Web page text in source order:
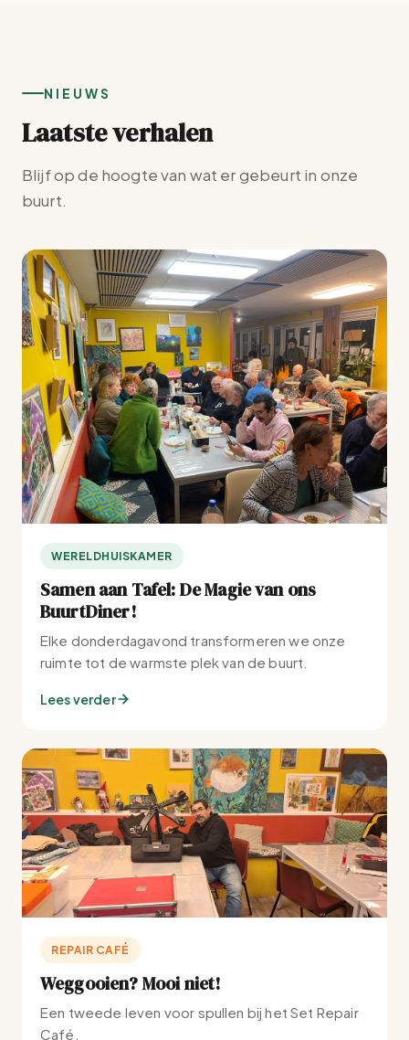
NIEUWS
Laatste verhalen
Blijf op de hoogte van wat er gebeurt in onze
buurt.
WERELDHUISKAMER
Samen aan Tafel: De Magie van ons
BuurtDiner!
Elke donderdagavond transformeren we onze
ruimte tot de warmste plek van de buurt.
Lees verder
REPAIR CAFÉ
Weggooien? Mooi niet!
Een tweede leven voor spullen bij het Set Repair
Café.